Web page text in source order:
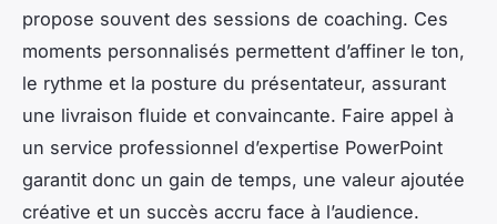
propose souvent des sessions de coaching. Ces
moments personnalisés permettent d’affiner le ton,
le rythme et la posture du présentateur, assurant
une livraison fluide et convaincante. Faire appel à
un service professionnel d’expertise PowerPoint
garantit donc un gain de temps, une valeur ajoutée
créative et un succès accru face à l’audience.